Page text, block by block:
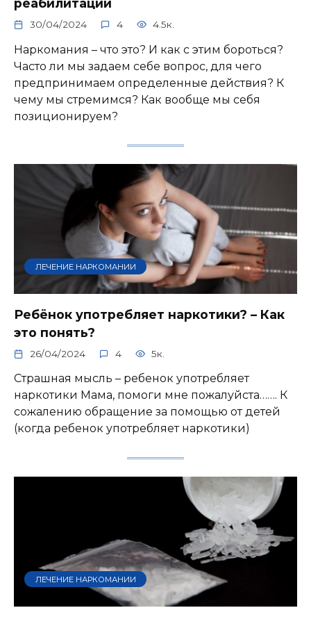
30/04/2024 4 4.5к.
Наркомания – что это? И как с этим бороться?
Часто ли мы задаем себе вопрос, для чего
предпринимаем определенные действия? К
чему мы стремимся? Как вообще мы себя
позиционируем?
ЛЕЧЕНИЕ НАРКОМАНИИ
Ребёнок употребляет наркотики? – Как
это понять?
26/04/2024 4 5к.
Страшная мысль – ребенок употребляет
наркотики Мама, помоги мне пожалуйста……. К
сожалению обращение за помощью от детей
(когда ребенок употребляет наркотики)
ЛЕЧЕНИЕ НАРКОМАНИИ